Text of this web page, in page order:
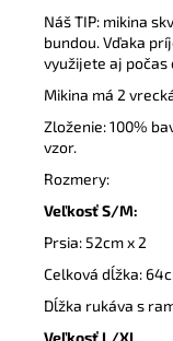
Náš TIP: mikina
bundou. Vďaka
využijete aj počas
Mikina má 2
Zloženie: 100%
vzor.
Rozmery:
Veľkosť S/M:
Prsia: 52cm x 2
Celková dĺžka:
Dĺžka rukáva s
Veľkosť L/XL